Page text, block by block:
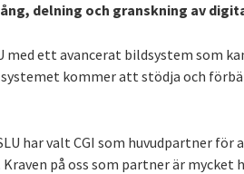
delning och granskning av
ett avancerat bildsystem som
systemet kommer att stödja och
har valt CGI som huvudpartner
på oss som partner är mycket